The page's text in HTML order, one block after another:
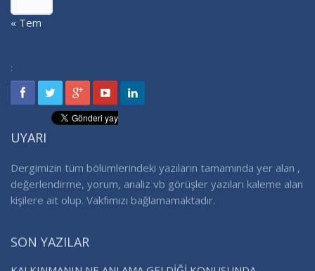
« Tem
:
UYARI
Dergimizin tüm bölümlerindeki yazıların tamamında yer alan ,
değerlendirme, yorum, analiz vb görüşler yazıları kaleme alan
kişilere ait olup. Vakfımızı bağlamamaktadır.
SON YAZILAR